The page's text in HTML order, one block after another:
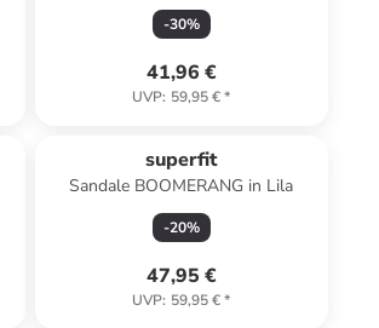
Weiß/Hellblau
-30%
41,96 €
UVP: 59,95 €*
superfit
Sandale BOOMERANG in Lila
-20%
47,95 €
UVP: 59,95 €*